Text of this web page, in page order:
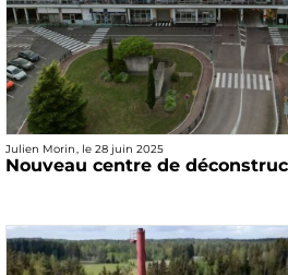
Julien Morin, le 28 juin 2025
Nouveau centre de